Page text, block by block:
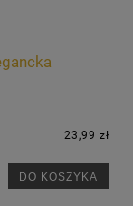
23,99 zł
DO KOSZYKA